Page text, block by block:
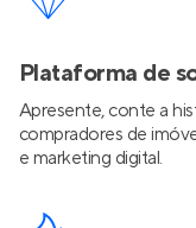
Plataforma de
Apresente, conte a
compradores de
e marketing digital.